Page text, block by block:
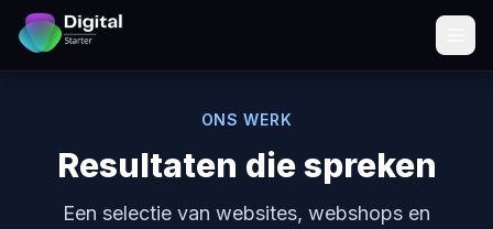
ONS WERK
Resultaten die spreken
Een selectie van websites, webshops en